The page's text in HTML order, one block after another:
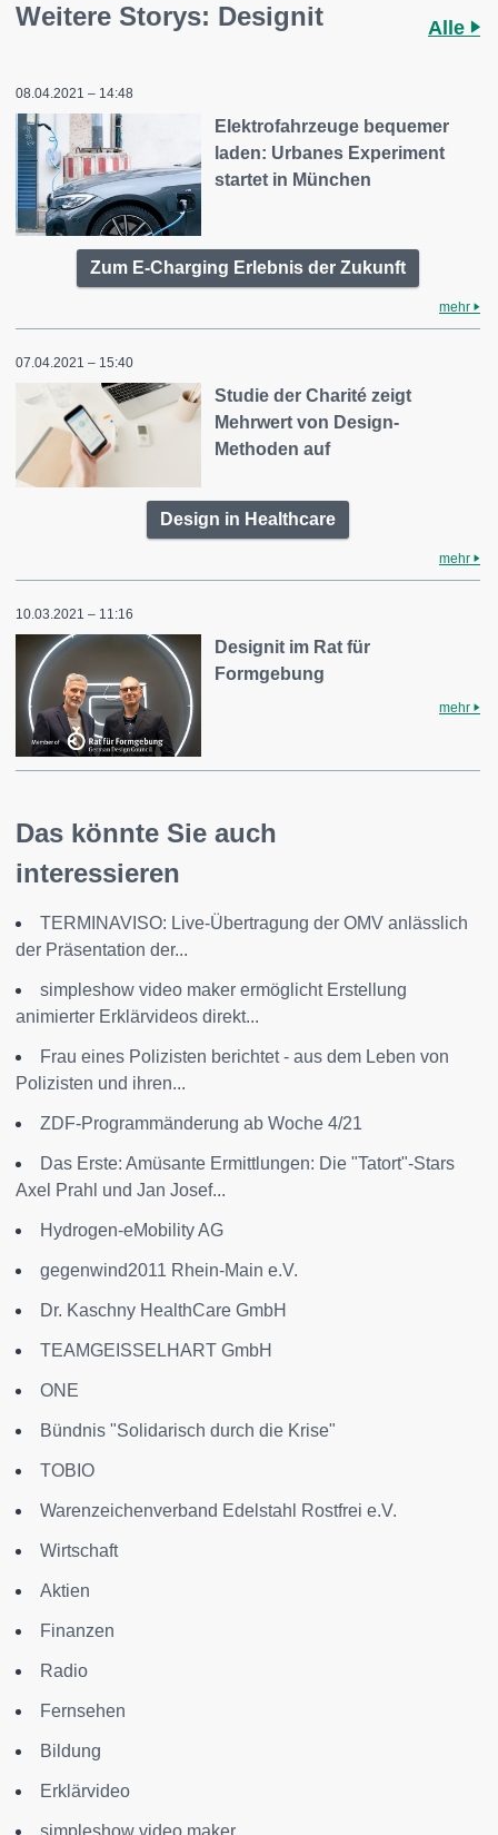
Weitere Storys: Designit Alle
08.04.2021 – 14:48
Elektrofahrzeuge bequemer
laden: Urbanes Experiment
startet in München
Zum E-Charging Erlebnis der Zukunft
mehr
07.04.2021 – 15:40
Studie der Charité zeigt
Mehrwert von Design-
Methoden auf
Design in Healthcare
mehr
10.03.2021 – 11:16
Designit im Rat für
Formgebung
mehr
Das könnte Sie auch
interessieren
TERMINAVISO: Live-Übertragung der OMV anlässlich
der Präsentation der...
simpleshow video maker ermöglicht Erstellung
animierter Erklärvideos direkt...
Frau eines Polizisten berichtet - aus dem Leben von
Polizisten und ihren...
ZDF-Programmänderung ab Woche 4/21
Das Erste: Amüsante Ermittlungen: Die "Tatort"-Stars
Axel Prahl und Jan Josef...
Hydrogen-eMobility AG
gegenwind2011 Rhein-Main e.V.
Dr. Kaschny HealthCare GmbH
TEAMGEISSELHART GmbH
ONE
Bündnis "Solidarisch durch die Krise"
TOBIO
Warenzeichenverband Edelstahl Rostfrei e.V.
Wirtschaft
Aktien
Finanzen
Radio
Fernsehen
Bildung
Erklärvideo
simpleshow video maker